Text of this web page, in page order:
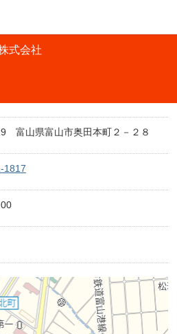
式会社
富山県富山市奥田本町２－２８
1817